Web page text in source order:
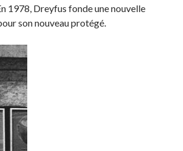
1978, Dreyfus fonde une nouvelle
son nouveau protégé.